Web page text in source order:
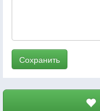
Сохранить